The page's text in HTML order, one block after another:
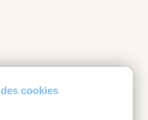
des cookies